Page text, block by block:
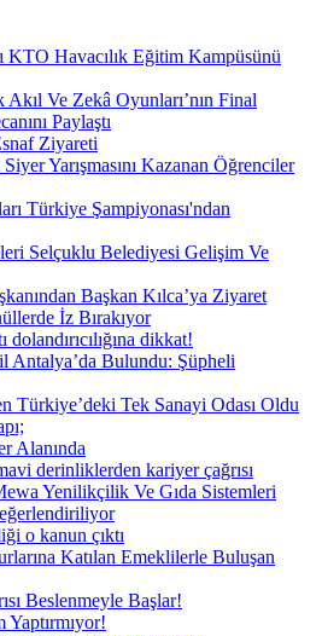
KTO Havacılık Eğitim Kampüsünü
Ve Zekâ Oyunları’nın Final
Paylaştı
Ziyareti
Yarışmasını Kazanan Öğrenciler
Türkiye Şampiyonası'ndan
Selçuklu Belediyesi Gelişim Ve
Başkan Kılca’ya Ziyaret
İz Bırakıyor
dikkat!
Antalya’da Bulundu: Şüpheli
Türkiye’deki Tek Sanayi Odası Oldu
Alanında
derinliklerden kariyer çağrısı
Yenilikçilik Ve Gıda Sistemleri
o kanun çıktı
Katılan Emeklilerle Buluşan
Beslenmeyle Başlar!
Yaptırmıyor!